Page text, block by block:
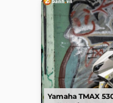
Yamaha TMAX